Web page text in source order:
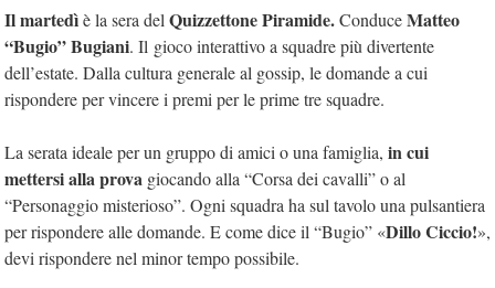
Il martedìè la sera del Quizzettone Piramide.ConduceMatteo
“Bugio” Bugiani. Il gioco interattivo a squadre più divertente
dell’estate. Dalla cultura generale al gossip, le domande a cui
rispondere per vincere i premi per le prime tre squadre.
La serata ideale per un gruppo di amici o una famiglia, in cui
mettersi alla prova giocando alla “Corsa dei cavalli” o al
“Personaggio misterioso”. Ogni squadra ha sul tavolo una pulsantiera
per rispondere alle domande. E come dice il “Bugio” «Dillo Ciccio!»,
devi rispondere nel minor tempo possibile.